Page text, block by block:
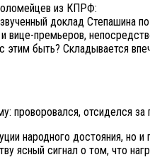
из КПРФ:
доклад Степашина
премьеров,
быть? Складывается
проворовался, отсиделся за
народного достояния,
сигнал о том, что